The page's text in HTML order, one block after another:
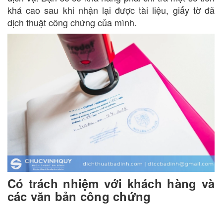
khá cao sau khi nhận lại được tài liệu, giấy tờ đã
dịch thuật công chứng của mình.
Có trách nhiệm với khách hàng và
các văn bản công chứng